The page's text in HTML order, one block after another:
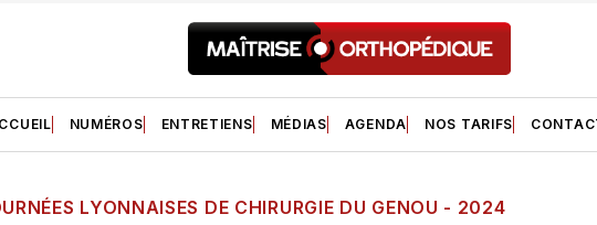
NUMÉROS ENTRETIENS MÉDIAS AGENDA NOS TARIFS
LYONNAISES DE CHIRURGIE DU GENOU - 2024